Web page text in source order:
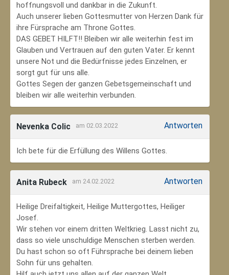
hoffnungsvoll und dankbar in die Zukunft.
Auch unserer lieben Gottesmutter von Herzen Dank für
ihre Fürsprache am Throne Gottes.
DAS GEBET HILFT!! Bleiben wir alle weiterhin fest im
Glauben und Vertrauen auf den guten Vater. Er kennt
unsere Not und die Bedürfnisse jedes Einzelnen, er
sorgt gut für uns alle.
Gottes Segen der ganzen Gebetsgemeinschaft und
bleiben wir alle weiterhin verbunden.
Nevenka Colic am 02.03.2022 Antworten
Ich bete für die Erfüllung des Willens Gottes.
Anita Rubeck am 24.02.2022 Antworten
Heilige Dreifaltigkeit, Heilige Muttergottes, Heiliger
Josef.
Wir stehen vor einem dritten Weltkrieg. Lasst nicht zu,
dass so viele unschuldige Menschen sterben werden.
Du hast schon so oft Führsprache bei deinem lieben
Sohn für uns gehalten.